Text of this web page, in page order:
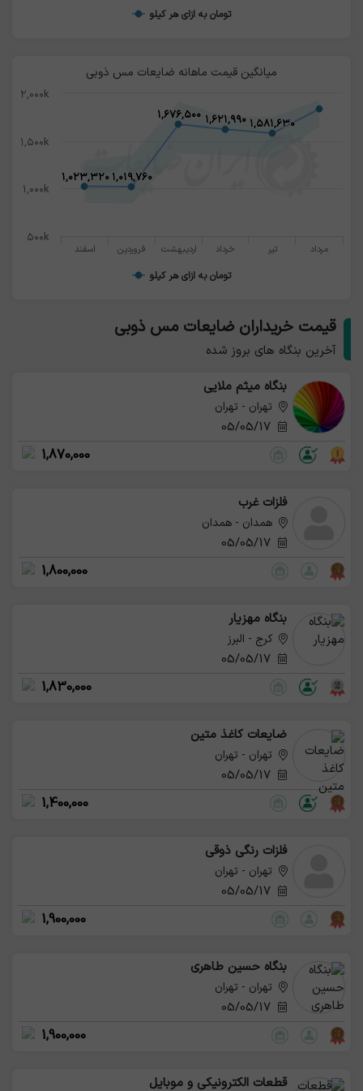
تومان به ازای هر کیلو
میانگین قیمت ماهانه ضایعات مس ذوبی
۱,۰۲۳,۳۲۰
۱,۰۲۳,۳۲۰ ۱,۰۱۹,۷۶۰
۱,۰۱۹,۷۶۰
۱,۶۷۶,۵۰۰
۱,۶۷۶,۵۰۰ ۱,۶۲۱,۹۹۰
۱,۶۲۱,۹۹۰ ۱,۵۸۱,۶۳۰
۱,۵۸۱,۶۳۰
تومان به ازای هر کیلو
اسفند فروردین اردیبهشت خرداد تیر مرداد
۵۰۰k
۱,۰۰۰k
۱,۵۰۰k
۲,۰۰۰k
قیمت خریداران ضایعات مس ذوبی
آخرین بنگاه های بروز شده
بنگاه میثم ملایی
تهران - تهران
05/05/17
1,870,000
فلزات غرب
همدان - همدان
05/05/17
1,800,000
بنگاه مهزیار
کرج - البرز
05/05/17
1,830,000
ضایعات کاغذ متین
تهران - تهران
05/05/17
1,400,000
فلزات رنگی ذوقی
تهران - تهران
05/05/17
1,900,000
بنگاه حسین طاهری
تهران - تهران
05/05/17
1,900,000
قطعات الکترونیکی و موبایل